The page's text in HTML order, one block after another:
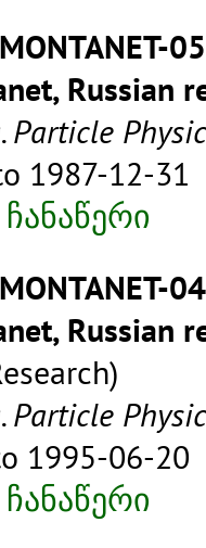
Russian
Particle
1987-12-31
Russian
Particle
1995-06-20